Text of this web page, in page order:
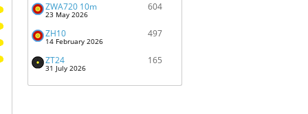
ŽWA720 10m
23 May 2026
604
ŽH10
14 February 2026
497
ŽT24
31 July 2026
165